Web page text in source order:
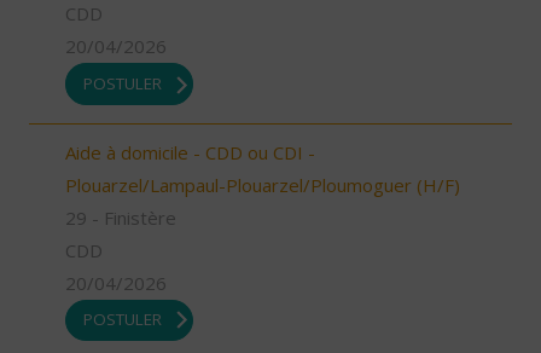
CDD
20/04/2026
POSTULER
Aide à domicile - CDD ou CDI -
Plouarzel/Lampaul-Plouarzel/Ploumoguer (H/F)
29 - Finistère
CDD
20/04/2026
POSTULER